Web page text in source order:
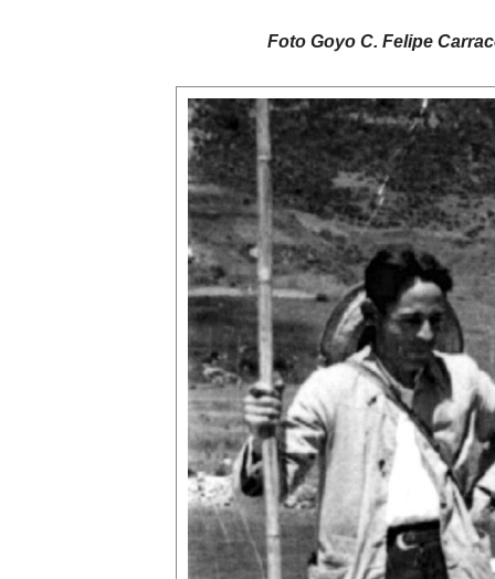
Foto Goyo C. Felipe